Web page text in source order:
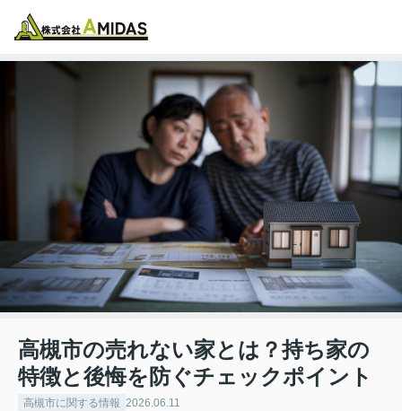
高槻市の売れない家とは？持ち家の
特徴と後悔を防ぐチェックポイント
高槻市に関する情報 2026.06.11